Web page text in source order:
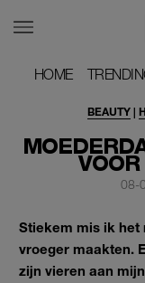
HOME
HOME
BEAUTY |
08-
Stiekem mis ik het
vroeger maakten.
zijn vieren aan